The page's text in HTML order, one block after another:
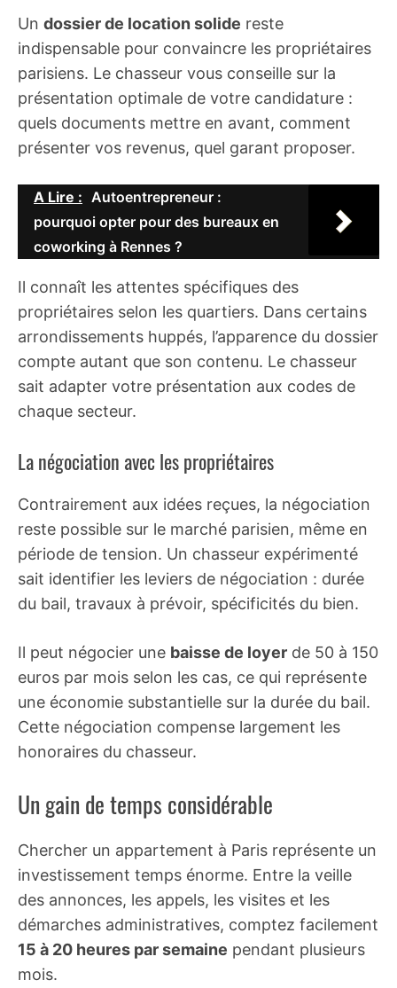
Un dossier de location solide reste
indispensable pour convaincre les propriétaires
parisiens. Le chasseur vous conseille sur la
présentation optimale de votre candidature :
quels documents mettre en avant, comment
présenter vos revenus, quel garant proposer.
A Lire : Autoentrepreneur :
pourquoi opter pour des bureaux en
coworking à Rennes ?
Il connaît les attentes spécifiques des
propriétaires selon les quartiers. Dans certains
arrondissements huppés, l’apparence du dossier
compte autant que son contenu. Le chasseur
sait adapter votre présentation aux codes de
chaque secteur.
La négociation avec les propriétaires
Contrairement aux idées reçues, la négociation
reste possible sur le marché parisien, même en
période de tension. Un chasseur expérimenté
sait identifier les leviers de négociation : durée
du bail, travaux à prévoir, spécificités du bien.
Il peut négocier une baisse de loyer de 50 à 150
euros par mois selon les cas, ce qui représente
une économie substantielle sur la durée du bail.
Cette négociation compense largement les
honoraires du chasseur.
Un gain de temps considérable
Chercher un appartement à Paris représente un
investissement temps énorme. Entre la veille
des annonces, les appels, les visites et les
démarches administratives, comptez facilement
15 à 20 heures par semaine pendant plusieurs
mois.